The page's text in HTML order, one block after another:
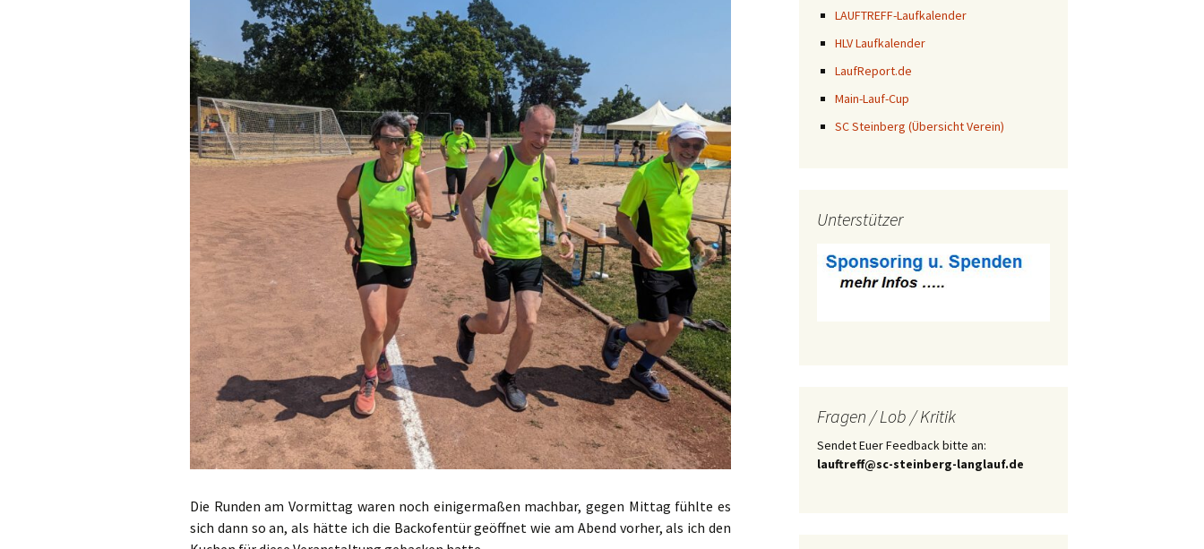
Die Runden am Vormittag waren noch einigermaßen machbar, gegen Mittag fühlte es
sich dann so an, als hätte ich die Backofentür geöffnet wie am Abend vorher, als ich den
LAUFTREFF-Laufkalender
HLV Laufkalender
LaufReport.de
Main-Lauf-Cup
SC Steinberg (Übersicht Verein)
Unterstützer
Fragen / Lob / Kritik
Sendet Euer Feedback bitte an:
lauftreff@sc-steinberg-langlauf.de